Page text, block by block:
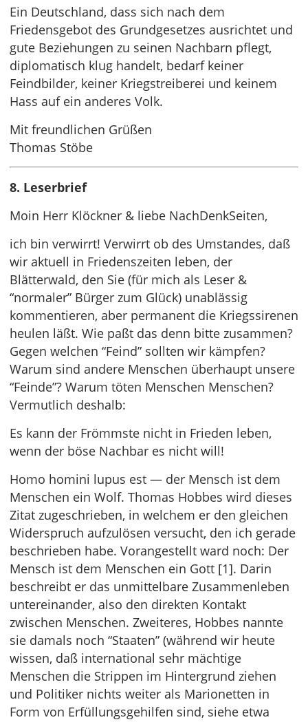
Ein Deutschland, dass sich nach dem
Friedensgebot des Grundgesetzes ausrichtet und
gute Beziehungen zu seinen Nachbarn pflegt,
diplomatisch klug handelt, bedarf keiner
Feindbilder, keiner Kriegstreiberei und keinem
Hass auf ein anderes Volk.
Mit freundlichen Grüßen
Thomas Stöbe
8. Leserbrief
Moin Herr Klöckner & liebe NachDenkSeiten,
ich bin verwirrt! Verwirrt ob des Umstandes, daß
wir aktuell in Friedenszeiten leben, der
Blätterwald, den Sie (für mich als Leser &
“normaler” Bürger zum Glück) unablässig
kommentieren, aber permanent die Kriegssirenen
heulen läßt. Wie paßt das denn bitte zusammen?
Gegen welchen “Feind” sollten wir kämpfen?
Warum sind andere Menschen überhaupt unsere
“Feinde”? Warum töten Menschen Menschen?
Vermutlich deshalb:
Es kann der Frömmste nicht in Frieden leben,
wenn der böse Nachbar es nicht will!
Homo homini lupus est — der Mensch ist dem
Menschen ein Wolf. Thomas Hobbes wird dieses
Zitat zugeschrieben, in welchem er den gleichen
Widerspruch aufzulösen versucht, den ich gerade
beschrieben habe. Vorangestellt ward noch: Der
Mensch ist dem Menschen ein Gott [1]. Darin
beschreibt er das unmittelbare Zusammenleben
untereinander, also den direkten Kontakt
zwischen Menschen. Zweiteres, Hobbes nannte
sie damals noch “Staaten” (während wir heute
wissen, daß international sehr mächtige
Menschen die Strippen im Hintergrund ziehen
und Politiker nichts weiter als Marionetten in
Form von Erfüllungsgehilfen sind, siehe etwa